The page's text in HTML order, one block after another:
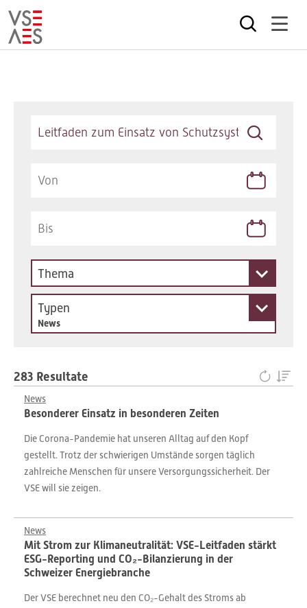
Thema
Typen
News
283 Resultate
News
Besonderer Einsatz in besonderen Zeiten
Die Corona-Pandemie hat unseren Alltag auf den Kopf
gestellt. Trotz der schwierigen Umstände sorgen täglich
zahlreiche Menschen für unsere Versorgungssicherheit. Der
VSE will sie zeigen.
News
Mit Strom zur Klimaneutralität: VSE-Leitfaden stärkt
ESG-Reporting und CO₂-Bilanzierung in der
Schweizer Energiebranche
Der VSE berechnet neu den CO₂-Gehalt des Stroms ab